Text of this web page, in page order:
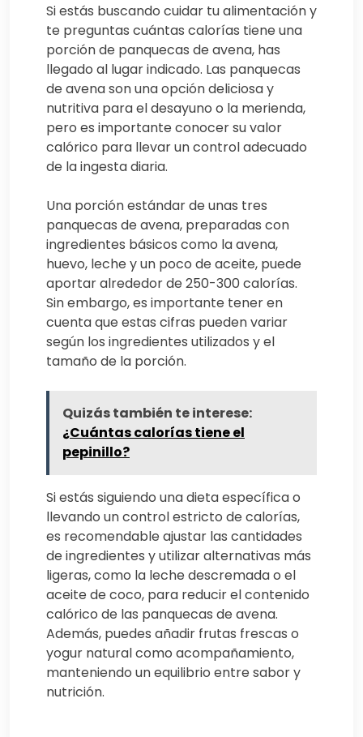
Si estás buscando cuidar tu alimentación y
te preguntas cuántas calorías tiene una
porción de panquecas de avena, has
llegado al lugar indicado. Las panquecas
de avena son una opción deliciosa y
nutritiva para el desayuno o la merienda,
pero es importante conocer su valor
calórico para llevar un control adecuado
de la ingesta diaria.
Una porción estándar de unas tres
panquecas de avena, preparadas con
ingredientes básicos como la avena,
huevo, leche y un poco de aceite, puede
aportar alrededor de 250-300 calorías.
Sin embargo, es importante tener en
cuenta que estas cifras pueden variar
según los ingredientes utilizados y el
tamaño de la porción.
Quizás también te interese:
¿Cuántas calorías tiene el
pepinillo?
Si estás siguiendo una dieta específica o
llevando un control estricto de calorías,
es recomendable ajustar las cantidades
de ingredientes y utilizar alternativas más
ligeras, como la leche descremada o el
aceite de coco, para reducir el contenido
calórico de las panquecas de avena.
Además, puedes añadir frutas frescas o
yogur natural como acompañamiento,
manteniendo un equilibrio entre sabor y
nutrición.